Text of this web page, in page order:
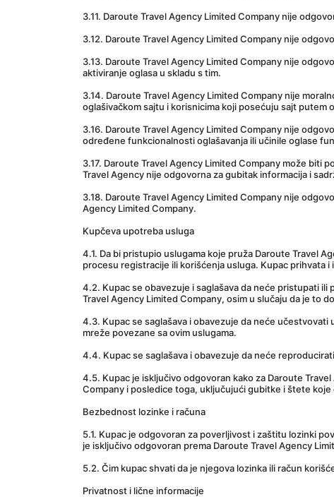
3.11. Daroute Travel Agency Limited Company nije
3.12. Daroute Travel Agency Limited Company nije
3.13. Daroute Travel Agency Limited Company nije
aktiviranje oglasa u skladu s tim.
3.14. Daroute Travel Agency Limited Company nije
oglašivačkom sajtu i korisnicima koji posećuju sajt putem
3.16. Daroute Travel Agency Limited Company nije
određene funkcionalnosti oglašavanja ili učinile oglase
3.17. Daroute Travel Agency Limited Company može biti
Travel Agency nije odgovorna za gubitak informacija i
3.18. Daroute Travel Agency Limited Company nije
Agency Limited Company.
Kupčeva upotreba usluga
4.1. Da bi pristupio uslugama koje pruža Daroute Travel
procesu registracije ili korišćenja usluga. Kupac prihvata
4.2. Kupac se obavezuje i saglašava da neće pristupati
Travel Agency Limited Company, osim u slučaju da je to
4.3. Kupac se saglašava i obavezuje da neće
mreže povezane sa ovim uslugama.
4.4. Kupac se saglašava i obavezuje da neće
4.5. Kupac je isključivo odgovoran kako za Daroute
Company i posledice toga, uključujući gubitke i štete
Bezbednost lozinke i računa
5.1. Kupac je odgovoran za poverljivost i zaštitu lozinki
je isključivo odgovoran prema Daroute Travel Agency
5.2. Čim kupac shvati da je njegova lozinka ili račun
Privatnost i lične informacije